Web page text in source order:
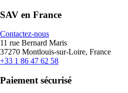
SAV en France
Contactez-nous
11 rue Bernard Maris
37270 Montlouis-sur-Loire, France
+33 1 86 47 62 58
Paiement sécurisé